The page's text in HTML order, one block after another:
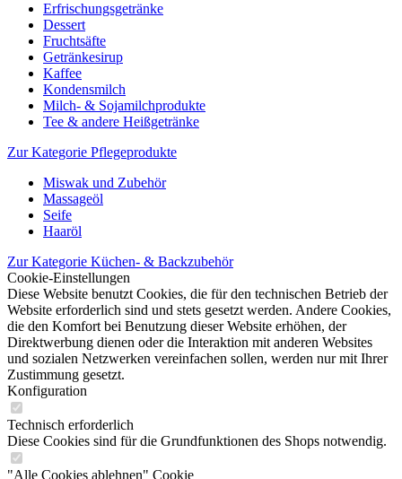
Erfrischungsgetränke
Dessert
Fruchtsäfte
Getränkesirup
Kaffee
Kondensmilch
Milch- & Sojamilchprodukte
Tee & andere Heißgetränke
Zur Kategorie Pflegeprodukte
Miswak und Zubehör
Massageöl
Seife
Haaröl
Zur Kategorie Küchen- & Backzubehör
Cookie-Einstellungen
Diese Website benutzt Cookies, die für den technischen Betrieb der
Website erforderlich sind und stets gesetzt werden. Andere Cookies,
die den Komfort bei Benutzung dieser Website erhöhen, der
Direktwerbung dienen oder die Interaktion mit anderen Websites
und sozialen Netzwerken vereinfachen sollen, werden nur mit Ihrer
Zustimmung gesetzt.
Konfiguration
Technisch erforderlich
Diese Cookies sind für die Grundfunktionen des Shops notwendig.
"Alle Cookies ablehnen" Cookie